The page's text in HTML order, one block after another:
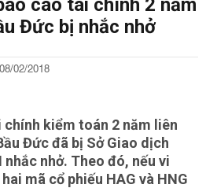
cáo tài chính 2 năm
Đức bị nhắc nhở
02/2018
chính kiểm toán 2 năm liên
Đức đã bị Sở Giao dịch
nhắc nhở. Theo đó, nếu vi
mã cổ phiếu HAG và HNG